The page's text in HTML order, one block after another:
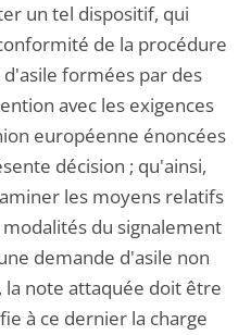
un tel dispositif, qui
de la procédure
formées par des
avec les exigences
européenne énoncées
décision ; qu'ainsi,
les moyens relatifs
du signalement
demande d'asile non
note attaquée doit être
à ce dernier la charge